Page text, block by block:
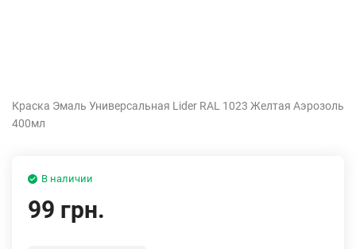
Краска Эмаль Универсальная Lider RAL 1023 Желтая Аэрозоль
400мл
В наличии
99 грн.